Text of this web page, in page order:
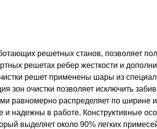
решетных станов, позволяет
решетах ребер жесткости и
решет применены шары из
зон очистки позволяет исключить
равномерно распределяет по
надежны в работе. Конструктивные
выделяет около 90% легких